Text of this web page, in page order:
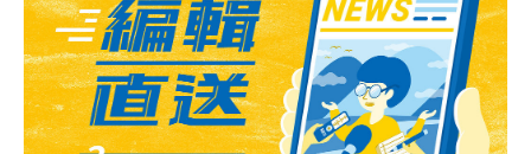
頭以上，目前主要利用人工繁殖的第二、三代黑熊獲取熊
膽原料。其產品有歸真堂牌熊膽粉（國藥准字
Z10980024）和熊膽膠囊（國藥准字Z20054679）、清甘
茶和熊膽茶等兩大類30多種產品。這次上市募資，將主要
用於其「年產4000公斤熊膽粉」、「年存欄黑熊1200頭，